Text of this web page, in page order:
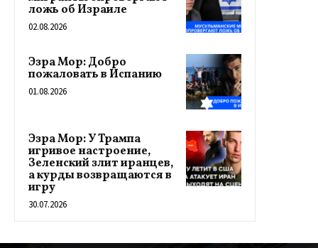
ложь об Израиле
02.08.2026
Эзра Мор: Добро
пожаловать в Испанию
01.08.2026
Эзра Мор: У Трампа
игривое настроение,
Зеленский злит иранцев,
а курды возвращаются в
игру
30.07.2026